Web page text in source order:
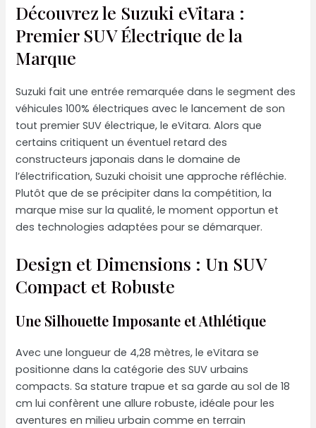
Découvrez le Suzuki eVitara :
Premier SUV Électrique de la
Marque
Suzuki fait une entrée remarquée dans le segment des
véhicules 100% électriques avec le lancement de son
tout premier SUV électrique, le eVitara. Alors que
certains critiquent un éventuel retard des
constructeurs japonais dans le domaine de
l’électrification, Suzuki choisit une approche réfléchie.
Plutôt que de se précipiter dans la compétition, la
marque mise sur la qualité, le moment opportun et
des technologies adaptées pour se démarquer.
Design et Dimensions : Un SUV
Compact et Robuste
Une Silhouette Imposante et Athlétique
Avec une longueur de 4,28 mètres, le eVitara se
positionne dans la catégorie des SUV urbains
compacts. Sa stature trapue et sa garde au sol de 18
cm lui confèrent une allure robuste, idéale pour les
aventures en milieu urbain comme en terrain